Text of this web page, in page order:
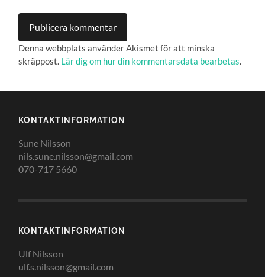
Denna webbplats använder Akismet för att minska
skräppost. Lär dig om hur din kommentarsdata bearbetas.
KONTAKTINFORMATION
Sune Nilsson
nils.sune.nilsson@gmail.com
070-717 5660
KONTAKTINFORMATION
Ulf Nilsson
ulf.s.nilsson@gmail.com